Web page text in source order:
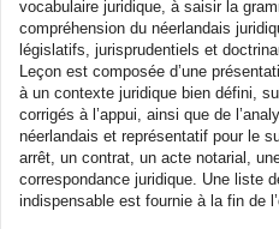
vocabulaire juridique, à saisir la
compréhension du néerlandais
législatifs, jurisprudentiels et
Leçon est composée d’une
à un contexte juridique bien défini,
corrigés à l’appui, ainsi que de
néerlandais et représentatif pour le
arrêt, un contrat, un acte notarial,
correspondance juridique. Une liste
indispensable est fournie à la fin de